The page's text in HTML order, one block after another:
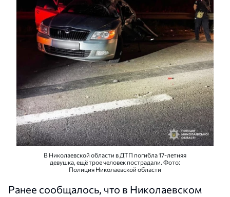
В Николаевской области в ДТП погибла 17-летняя
девушка, ещё трое человек пострадали. Фото:
Полиция Николаевской области
Ранее сообщалось, что в Николаевском